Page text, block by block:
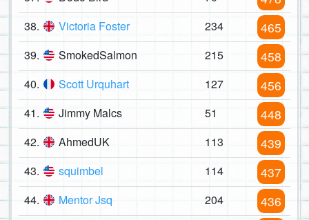
38. Victoria Foster 234 465
39. SmokedSalmon 215 458
40. Scott Urquhart 127 456
41. Jimmy Malcs 51 448
42. AhmedUK 113 439
43. squimbel 114 437
44. Mentor Jsq 204 436